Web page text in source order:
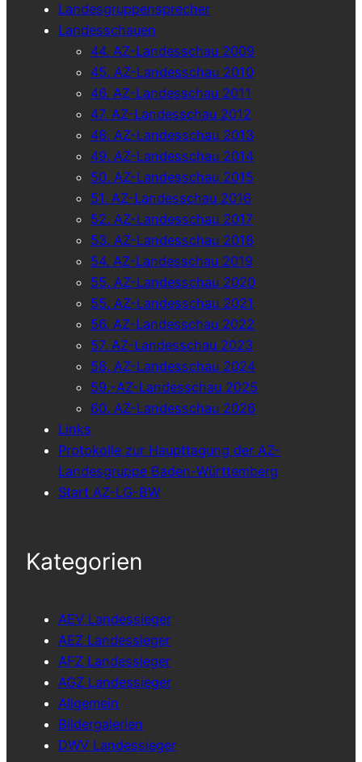
Landesgruppensprecher
Landesschauen
44. AZ-Landesschau 2009
45. AZ-Landesschau 2010
46. AZ-Landesschau 2011
47. AZ-Landesschau 2012
48. AZ-Landesschau 2013
49. AZ-Landesschau 2014
50. AZ-Landesschau 2015
51. AZ-Landesschau 2016
52. AZ-Landesschau 2017
53. AZ-Landesschau 2018
54. AZ-Landesschau 2019
55. AZ-Landesschau 2020
55. AZ-Landesschau 2021
56. AZ-Landesschau 2022
57. AZ-Landesschau 2023
58. AZ-Landesschau 2024
59.-AZ-Landesschau 2025
60. AZ-Landesschau 2026
Links
Protokolle zur Haupttagung der AZ-
Landesgruppe Baden-Württemberg
Start AZ-LG-BW
Kategorien
AEV Landessieger
AEZ Landessieger
AFZ Landessieger
AGZ Landessieger
Allgemein
Bildergalerien
DWV Landessieger